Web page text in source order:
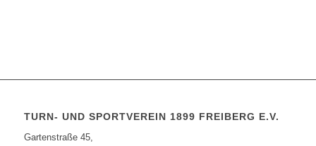
TURN- UND SPORTVEREIN 1899 FREIBERG E.V.
Gartenstraße 45,